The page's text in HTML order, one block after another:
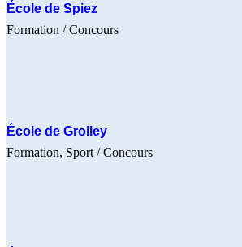
École de Spiez
Formation / Concours
École de Grolley
Formation Sport / Concours